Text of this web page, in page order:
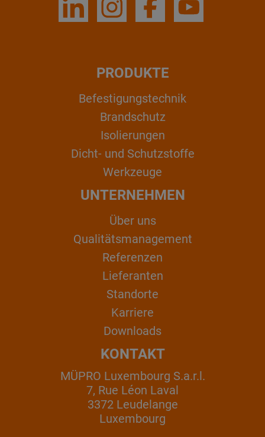
PRODUKTE
Befestigungstechnik
Brandschutz
Isolierungen
Dicht- und Schutzstoffe
Werkzeuge
UNTERNEHMEN
Über uns
Qualitätsmanagement
Referenzen
Lieferanten
Standorte
Karriere
Downloads
KONTAKT
MÜPRO Luxembourg S.a.r.l.
7, Rue Léon Laval
3372 Leudelange
Luxembourg